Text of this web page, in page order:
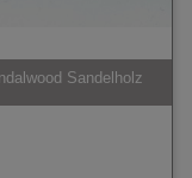
Sandelholz